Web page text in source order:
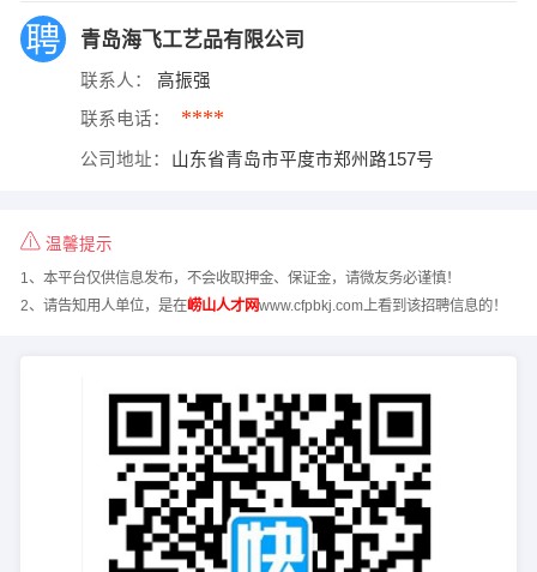
青岛海飞工艺品有限公司
联系人： 高振强
联系电话： ****
公司地址： 山东省青岛市平度市郑州路157号
温馨提示
1、本平台仅供信息发布，不会收取押金、保证金，请微友务必谨慎！
2、请告知用人单位，是在崂山人才网www.cfpbkj.com上看到该招聘信息的！